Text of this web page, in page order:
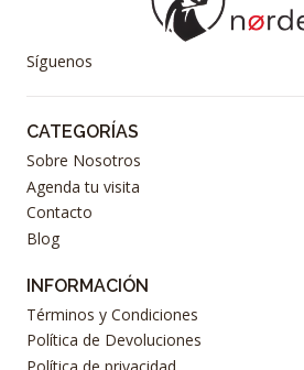
Síguenos
CATEGORÍAS
Sobre Nosotros
Agenda tu visita
Contacto
Blog
INFORMACIÓN
Términos y Condiciones
Política de Devoluciones
Política de privacidad